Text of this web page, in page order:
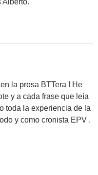
la prosa BTTera ! He
y a cada frase que leía
toda la experiencia de la
y como cronista EPV .